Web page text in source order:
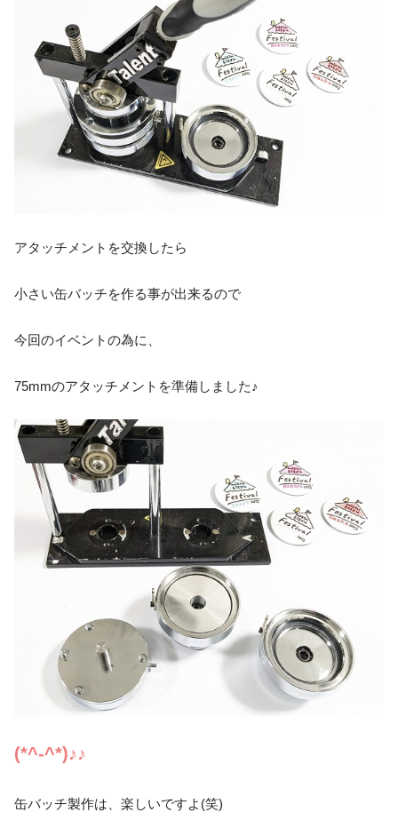
アタッチメントを交換したら
小さい缶バッチを作る事が出来るので
今回のイベントの為に、
75mmのアタッチメントを準備しました♪
(*^-^*)♪♪
缶バッチ製作は、楽しいですよ(笑)